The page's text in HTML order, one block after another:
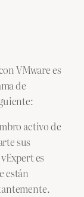
VMware es
de
activo de
sus
es
están